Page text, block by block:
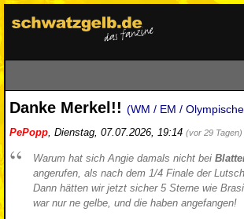
Danke Merkel!! (WM / EM /
PePopp, Dienstag, 07.07.2026, 19:14 (vor 29 Tagen)
Warum hat sich Angie damals nicht bei
angerufen, als nach dem 1/4 Finale der
Dann hätten wir jetzt sicher 5 Sterne wie
war nur ne gelbe, und die haben angefangen!